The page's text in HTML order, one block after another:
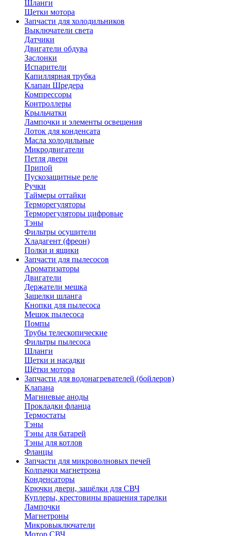
Шланги
Щетки мотора
Запчасти для холодильников
Выключатели света
Датчики
Двигатели обдува
Заслонки
Испарители
Капиллярная трубка
Клапан Шредера
Компрессоры
Контроллеры
Крыльчатки
Лампочки и элементы освещения
Лоток для конденсата
Масла холодильные
Микродвигатели
Петля двери
Припой
Пускозащитные реле
Ручки
Таймеры оттайки
Терморегуляторы
Терморегуляторы цифровые
Тэны
Фильтры осушители
Хладагент (фреон)
Полки и ящики
Запчасти для пылесосов
Ароматизаторы
Двигатели
Держатели мешка
Защелки шланга
Кнопки для пылесоса
Мешок пылесоса
Помпы
Трубы телескопические
Фильтры пылесоса
Шланги
Щетки и насадки
Щётки мотора
Запчасти для водонагревателей (бойлеров)
Клапана
Магниевые аноды
Прокладки фланца
Термостаты
Тэны
Тэны для батарей
Тэны для котлов
Фланцы
Запчасти для микроволновых печей
Колпачки магнетрона
Конденсаторы
Крючки двери, защёлки для СВЧ
Куплеры, крестовины вращения тарелки
Лампочки
Магнетроны
Микровыключатели
Мотор СВЧ